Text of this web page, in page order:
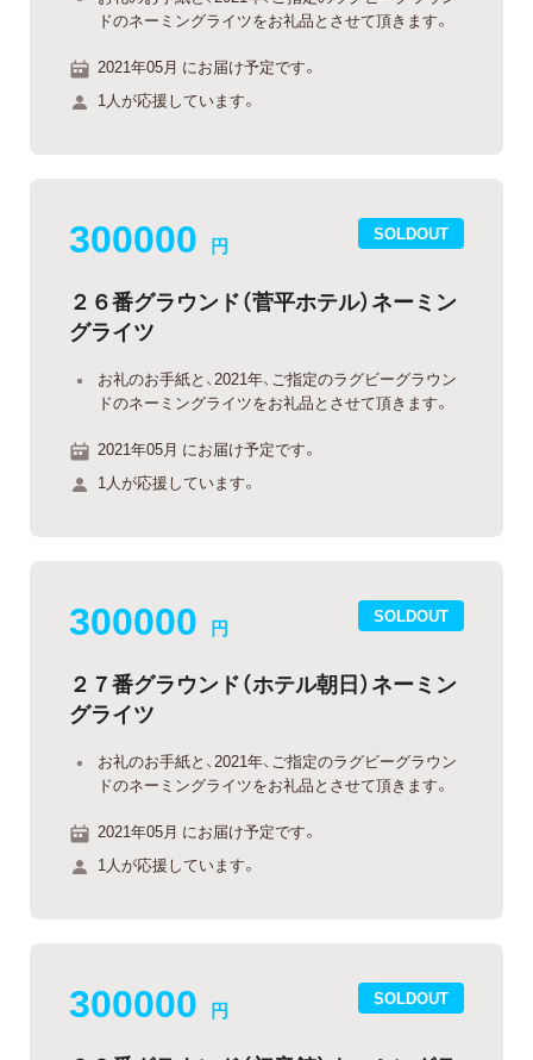
ドのネーミングライツをお礼品とさせて頂きます。
2021年05月 にお届け予定です。
1人が応援しています。
SOLDOUT
300000 円
２６番グラウンド（菅平ホテル）ネーミン
グライツ
お礼のお手紙と、2021年、ご指定のラグビーグラウン
ドのネーミングライツをお礼品とさせて頂きます。
2021年05月 にお届け予定です。
1人が応援しています。
SOLDOUT
300000 円
２７番グラウンド（ホテル朝日）ネーミン
グライツ
お礼のお手紙と、2021年、ご指定のラグビーグラウン
ドのネーミングライツをお礼品とさせて頂きます。
2021年05月 にお届け予定です。
1人が応援しています。
SOLDOUT
300000 円